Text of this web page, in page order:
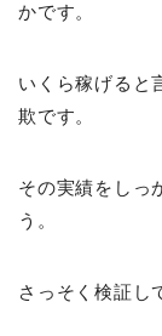
かです。
いくら稼げると
欺です。
その実績をしっ
う。
さっそく検証し